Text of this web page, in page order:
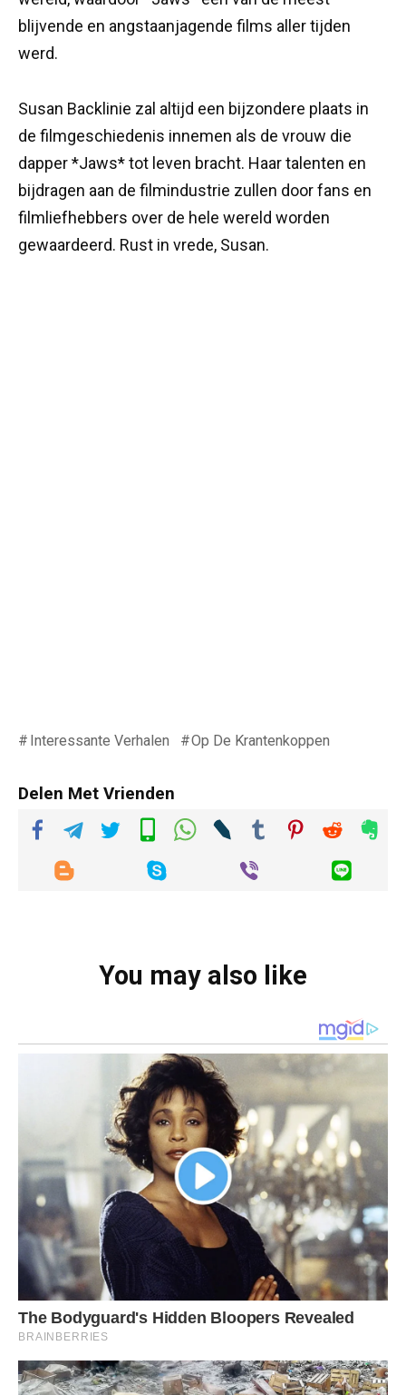
blijvende en angstaanjagende films aller tijden
werd.
Susan Backlinie zal altijd een bijzondere plaats in
de filmgeschiedenis innemen als de vrouw die
dapper *Jaws* tot leven bracht. Haar talenten en
bijdragen aan de filmindustrie zullen door fans en
filmliefhebbers over de hele wereld worden
gewaardeerd. Rust in vrede, Susan.
Interessante Verhalen Op De Krantenkoppen
Delen Met Vrienden
You may also like